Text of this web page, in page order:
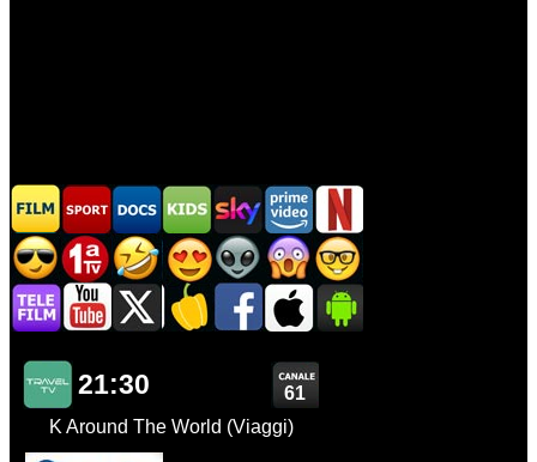
21:30
61
K Around The World (Viaggi)